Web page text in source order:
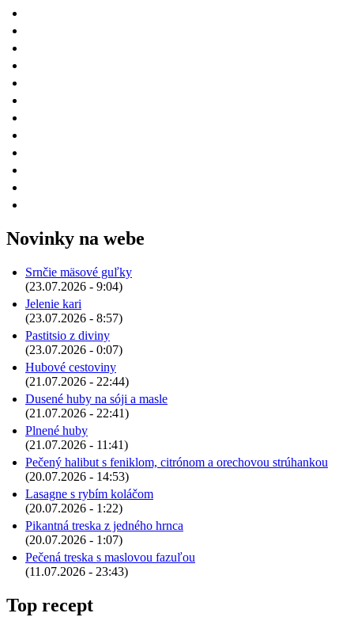
Novinky na webe
Srnčie mäsové guľky
(23.07.2026 - 9:04)
Jelenie kari
(23.07.2026 - 8:57)
Pastitsio z diviny
(23.07.2026 - 0:07)
Hubové cestoviny
(21.07.2026 - 22:44)
Dusené huby na sóji a masle
(21.07.2026 - 22:41)
Plnené huby
(21.07.2026 - 11:41)
Pečený halibut s feniklom, citrónom a orechovou strúhankou
(20.07.2026 - 14:53)
Lasagne s rybím koláčom
(20.07.2026 - 1:22)
Pikantná treska z jedného hrnca
(20.07.2026 - 1:07)
Pečená treska s maslovou fazuľou
(11.07.2026 - 23:43)
Top recept